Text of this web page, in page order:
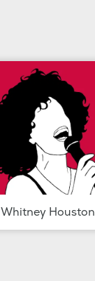
Whitney Houston